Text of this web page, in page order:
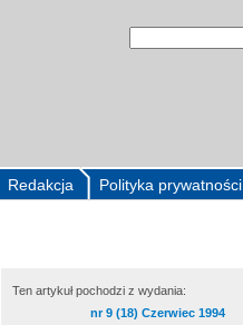
Polityka prywatności
Redakcja
Ten artykuł pochodzi z wydania:
nr 9 (18) Czerwiec 1994